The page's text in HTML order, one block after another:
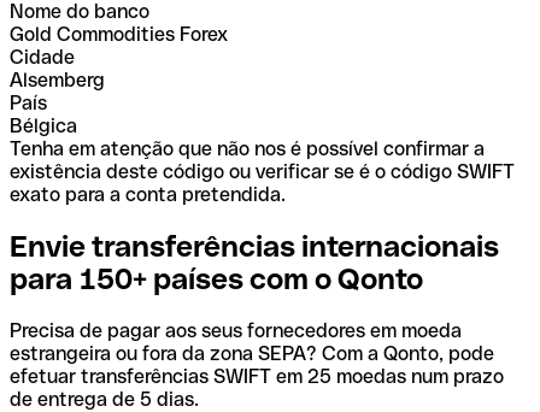
Nome do banco
Gold Commodities Forex
Cidade
Alsemberg
País
Bélgica
Tenha em atenção que não nos é possível confirmar a
existência deste código ou verificar se é o código SWIFT
exato para a conta pretendida.
Envie transferências internacionais
para 150+ países com o Qonto
Precisa de pagar aos seus fornecedores em moeda
estrangeira ou fora da zona SEPA? Com a Qonto, pode
efetuar transferências SWIFT em 25 moedas num prazo
de entrega de 5 dias.